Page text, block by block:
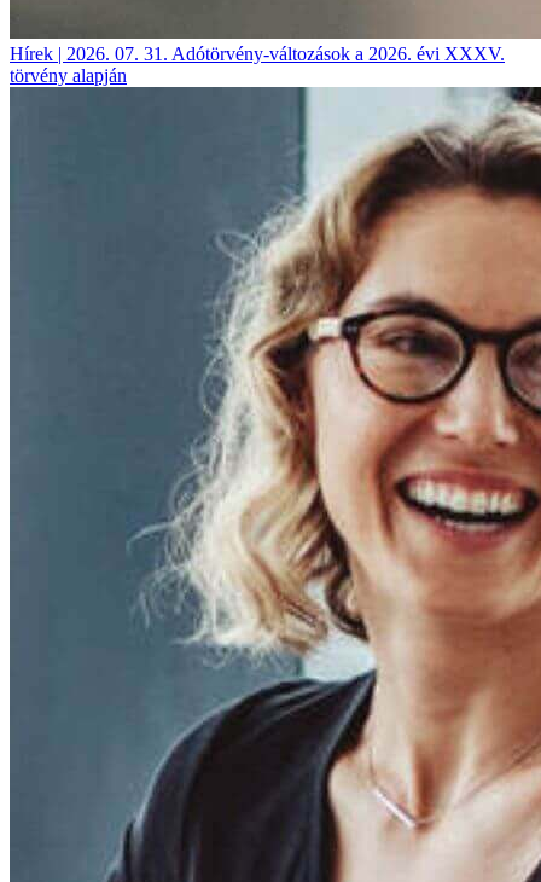
Hírek | 2026. 07. 31. Adótörvény-változások a 2026. évi XXXV.
törvény alapján